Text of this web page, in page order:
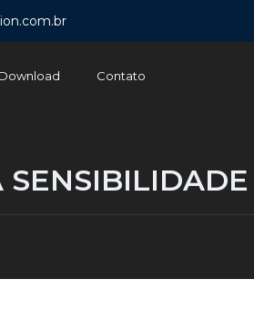
Download Contato
SENSIBILIDADE